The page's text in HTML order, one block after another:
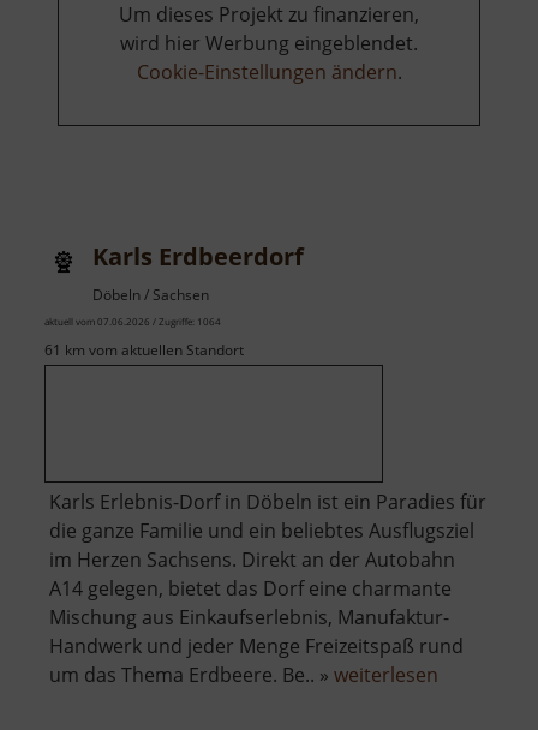
Um dieses Projekt zu finanzieren,
wird hier Werbung eingeblendet.
Cookie-Einstellungen ändern.
Karls Erdbeerdorf
Döbeln / Sachsen
aktuell vom 07.06.2026 / Zugriffe: 1064
61 km vom aktuellen Standort
Karls Erlebnis-Dorf in Döbeln ist ein Paradies für
die ganze Familie und ein beliebtes Ausflugsziel
im Herzen Sachsens. Direkt an der Autobahn
A14 gelegen, bietet das Dorf eine charmante
Mischung aus Einkaufserlebnis, Manufaktur-
Handwerk und jeder Menge Freizeitspaß rund
um das Thema Erdbeere. Be.. » weiterlesen